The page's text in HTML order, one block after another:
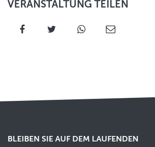
VERANSTALTUNG TEILEN
BLEIBEN SIE AUF DEM LAUFENDEN